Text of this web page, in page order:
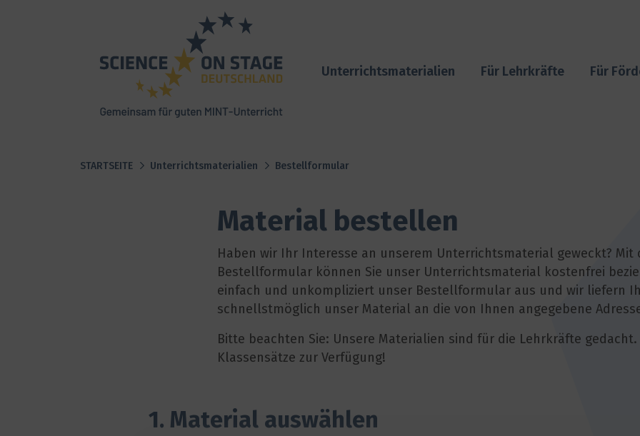
Unterrichtsmaterialien Für Lehrkräfte Für
STARTSEITE Unterrichtsmaterialien Bestellformular
Material bestellen
Haben wir Ihr Interesse an unserem Unterrichtsmaterial geweckt? Mit
Bestellformular können Sie unser Unterrichtsmaterial kostenfrei
einfach und unkompliziert unser Bestellformular aus und wir liefern
schnellstmöglich unser Material an die von Ihnen angegebene
Bitte beachten Sie: Unsere Materialien sind für die Lehrkräfte
Klassensätze zur Verfügung!
1. Material auswählen